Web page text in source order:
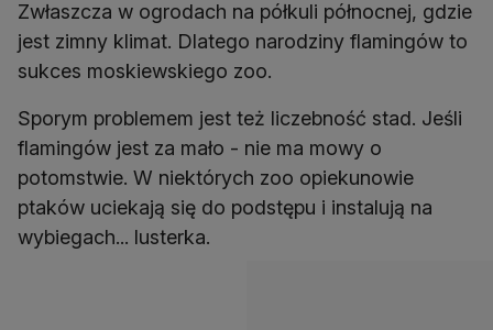
Zwłaszcza w ogrodach na półkuli północnej, gdzie
jest zimny klimat. Dlatego narodziny flamingów to
sukces moskiewskiego zoo.
Sporym problemem jest też liczebność stad. Jeśli
flamingów jest za mało - nie ma mowy o
potomstwie. W niektórych zoo opiekunowie
ptaków uciekają się do podstępu i instalują na
wybiegach... lusterka.